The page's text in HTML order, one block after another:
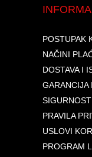
POSTUPAK
NAČINI
DOSTAVA I
GARANCIJA
PRAVILA
USLOVI
PROGRAM